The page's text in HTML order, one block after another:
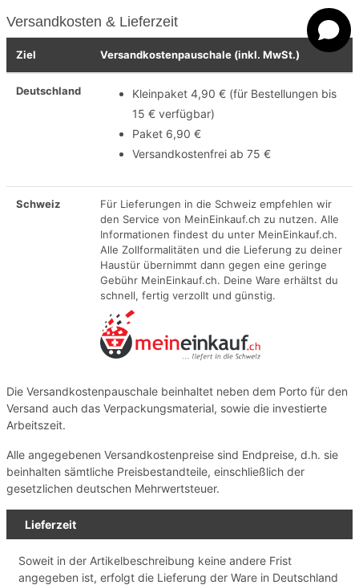
Versandkosten & Lieferzeit
Ziel Versandkostenpauschale (inkl. MwSt.)
Deutschland
Kleinpaket 4,90 € (für Bestellungen bis
15 € verfügbar)
Paket 6,90 €
Versandkostenfrei ab 75 €
Schweiz
Für Lieferungen in die Schweiz empfehlen wir
den Service von MeinEinkauf.ch zu nutzen. Alle
Informationen findest du unter MeinEinkauf.ch.
Alle Zollformalitäten und die Lieferung zu deiner
Haustür übernimmt dann gegen eine geringe
Gebühr MeinEinkauf.ch. Deine Ware erhältst du
schnell, fertig verzollt und günstig.
Die Versandkostenpauschale beinhaltet neben dem Porto für den
Versand auch das Verpackungsmaterial, sowie die investierte
Arbeitszeit.
Alle angegebenen Versandkostenpreise sind Endpreise, d.h. sie
beinhalten sämtliche Preisbestandteile, einschließlich der
gesetzlichen deutschen Mehrwertsteuer.
Lieferzeit
Soweit in der Artikelbeschreibung keine andere Frist
angegeben ist, erfolgt die Lieferung der Ware in Deutschland